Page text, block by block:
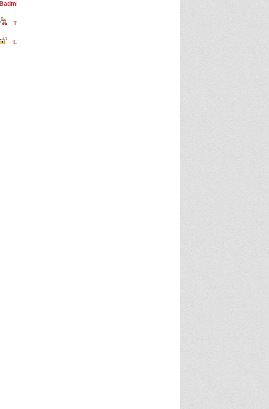
BadmintonPeople
Tilmeld dig BadmintonPeople
Log ind på BadmintonPeople